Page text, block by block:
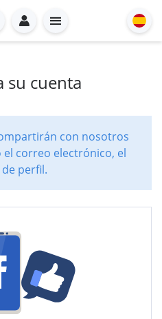
su cuenta
con nosotros
correo electrónico, el
perfil.